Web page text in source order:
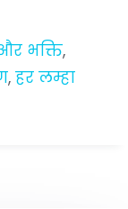
भक्ति,
, हर लम्हा